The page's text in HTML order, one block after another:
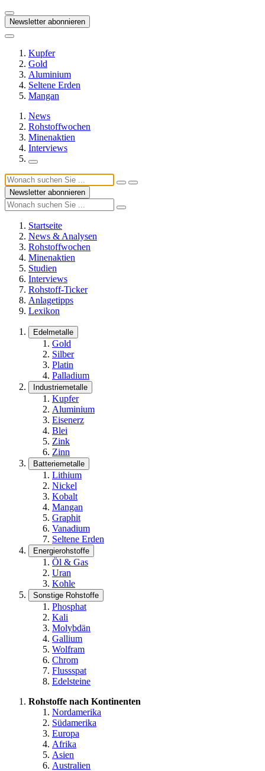
Newsletter abonnieren
Kupfer
Gold
Aluminium
Seltene Erden
Mangan
News
Rohstoffwochen
Minenaktien
Interviews
Newsletter abonnieren
Startseite
News & Analysen
Rohstoffwochen
Minenaktien
Studien
Interviews
Rohstoff-Ticker
Anlagetipps
Lexikon
Edelmetalle
Gold
Silber
Platin
Palladium
Industriemetalle
Kupfer
Aluminium
Eisenerz
Blei
Zink
Zinn
Batteriemetalle
Lithium
Nickel
Kobalt
Mangan
Graphit
Vanadium
Seltene Erden
Energierohstoffe
Öl & Gas
Uran
Kohle
Sonstige Rohstoffe
Phosphat
Kali
Molybdän
Gallium
Wolfram
Chrom
Flussspat
Edelsteine
Rohstoffe nach Kontinenten
Nordamerika
Südamerika
Europa
Afrika
Asien
Australien